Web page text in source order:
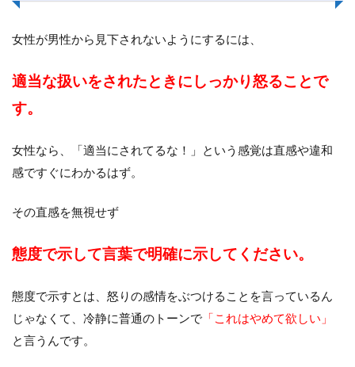
女性が男性から見下されないようにするには、
適当な扱いをされたときにしっかり怒ることで
す。
女性なら、「適当にされてるな！」という感覚は直感や違和
感ですぐにわかるはず。
その直感を無視せず
態度で示して言葉で明確に示してください。
態度で示すとは、怒りの感情をぶつけることを言っているん
じゃなくて、冷静に普通のトーンで 「これはやめて欲しい」
と言うんです。